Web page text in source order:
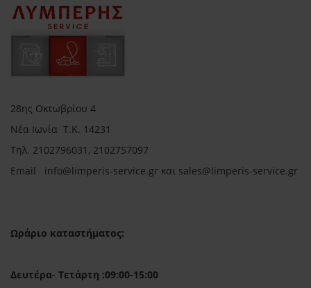
28ης Οκτωβρίου 4
Νέα Ιωνία Τ.Κ. 14231
Τηλ. 2102796031, 2102757097
Email info@limperis-service.gr και sales@limperis-service.gr
Ωράριο καταστήματος:
Δευτέρα- Τετάρτη :09:00-15:00